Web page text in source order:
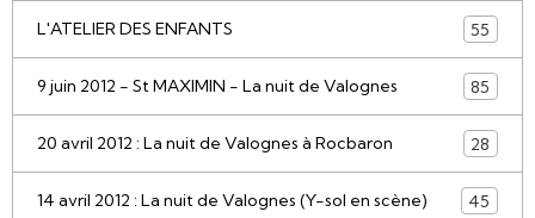
L'ATELIER DES ENFANTS 55
9 juin 2012 - St MAXIMIN - La nuit de Valognes 85
20 avril 2012 : La nuit de Valognes à Rocbaron 28
14 avril 2012 : La nuit de Valognes (Y-sol en scène) 45